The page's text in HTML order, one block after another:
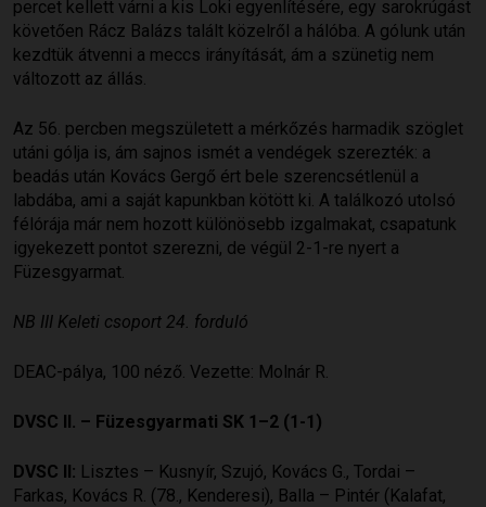
percet kellett várni a kis Loki egyenlítésére, egy sarokrúgást
követően Rácz Balázs talált közelről a hálóba. A gólunk után
kezdtük átvenni a meccs irányítását, ám a szünetig nem
változott az állás.
Az 56. percben megszületett a mérkőzés harmadik szöglet
utáni gólja is, ám sajnos ismét a vendégek szerezték: a
beadás után Kovács Gergő ért bele szerencsétlenül a
labdába, ami a saját kapunkban kötött ki. A találkozó utolsó
félórája már nem hozott különösebb izgalmakat, csapatunk
igyekezett pontot szerezni, de végül 2-1-re nyert a
Füzesgyarmat.
NB III Keleti csoport 24. forduló
DEAC-pálya, 100 néző. Vezette: Molnár R.
DVSC II. – Füzesgyarmati SK 1–2 (1-1)
DVSC II: Lisztes – Kusnyír, Szujó, Kovács G., Tordai –
Farkas, Kovács R. (78., Kenderesi), Balla – Pintér (Kalafat,